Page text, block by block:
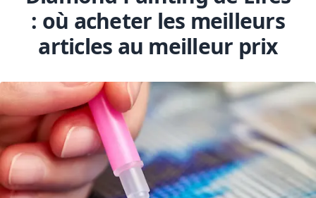
: où acheter les meilleurs
articles au meilleur prix